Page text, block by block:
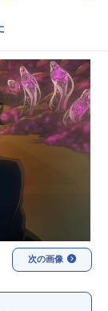
一覧
次の画像